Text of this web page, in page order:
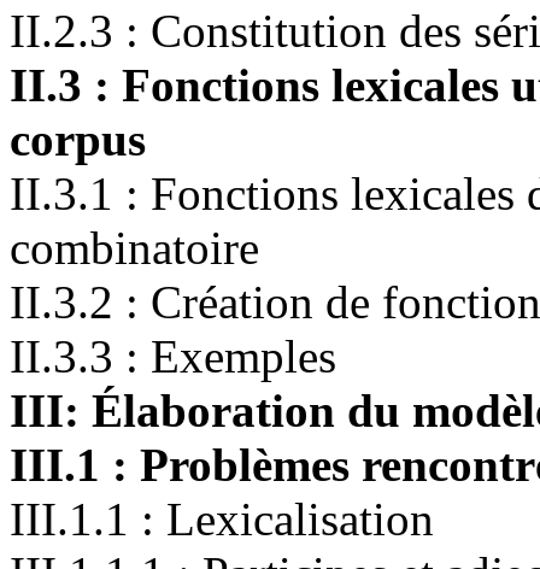
II.2.3 : Constitution des
II.3 : Fonctions lexicales
corpus
II.3.1 : Fonctions lexicales
combinatoire
II.3.2 : Création de
II.3.3 : Exemples
III: Élaboration du
III.1 : Problèmes
III.1.1 : Lexicalisation